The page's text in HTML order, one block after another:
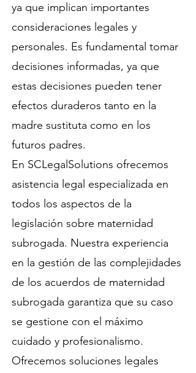
ya que implican importantes
consideraciones legales y
personales. Es fundamental tomar
decisiones informadas, ya que
estas decisiones pueden tener
efectos duraderos tanto en la
madre sustituta como en los
futuros padres.
En SCLegalSolutions ofrecemos
asistencia legal especializada en
todos los aspectos de la
legislación sobre maternidad
subrogada. Nuestra experiencia
en la gestión de las complejidades
de los acuerdos de maternidad
subrogada garantiza que su caso
se gestione con el máximo
cuidado y profesionalismo.
Ofrecemos soluciones legales